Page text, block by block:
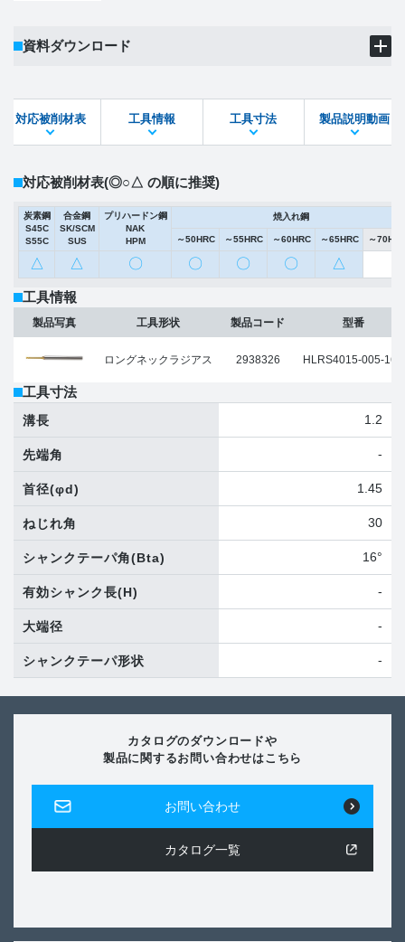
資料ダウンロード
STEPファイル DXFファイル
対応被削材表 工具情報 工具寸法 製品説明動画
対応被削材表(◎○△ の順に推奨)
炭素鋼
S45C
S55C
合金鋼
SK/SCM
SUS
プリハードン鋼
NAK
HPM
焼入れ鋼
～50HRC ～55HRC ～60HRC ～65HRC ～
△ △ 〇 〇 〇 〇 △
工具情報
製品写真 工具形状
ロングネックラジアス
製品コード
2938326
型番
HLRS4015-005-160
工具寸法
溝長 1.2
先端角 -
首径(φd) 1.45
ねじれ角 30
シャンクテーパ角(Bta) 16°
有効シャンク長(H) -
大端径 -
シャンクテーパ形状 -
カタログのダウンロードや
製品に関するお問い合わせはこちら
お問い合わせ
カタログ一覧